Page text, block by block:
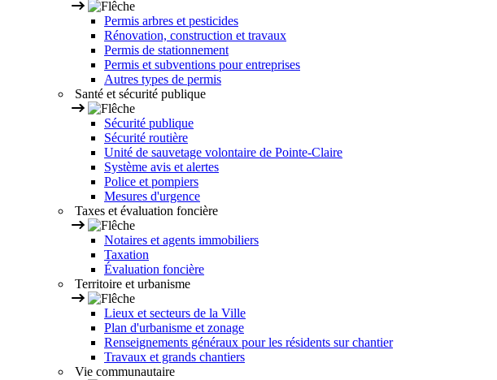
Permis arbres et pesticides
Rénovation, construction et travaux
Permis de stationnement
Permis et subventions pour entreprises
Autres types de permis
Santé et sécurité publique
Sécurité publique
Sécurité routière
Unité de sauvetage volontaire de Pointe-Claire
Système avis et alertes
Police et pompiers
Mesures d'urgence
Taxes et évaluation foncière
Notaires et agents immobiliers
Taxation
Évaluation foncière
Territoire et urbanisme
Lieux et secteurs de la Ville
Plan d'urbanisme et zonage
Renseignements généraux pour les résidents sur chantier
Travaux et grands chantiers
Vie communautaire